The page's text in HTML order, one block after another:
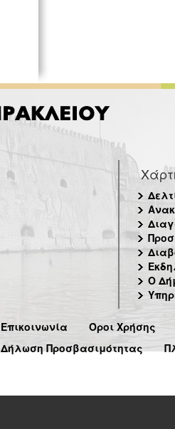
Ο
Επικοινωνία
Όροι Χρήσης
Δήλωση Προσβασιμότητας